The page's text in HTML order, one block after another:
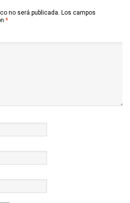
no será publicada. Los campos
*